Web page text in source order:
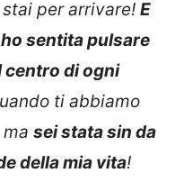
per arrivare! E
sentita pulsare
centro di ogni
ti abbiamo
sei stata sin da
della mia vita!